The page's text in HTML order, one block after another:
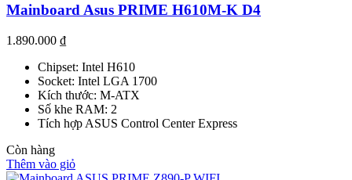
Mainboard Asus PRIME H610M-K D4
1.890.000 ₫
Chipset: Intel H610
Socket: Intel LGA 1700
Kích thước: M-ATX
Số khe RAM: 2
Tích hợp ASUS Control Center Express
Còn hàng
Thêm vào giỏ